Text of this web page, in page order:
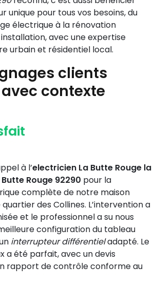
unique pour tous vos besoins, du
électrique à la rénovation
avec une expertise
urbain et résidentiel local.
clients
contexte
à l’electricien La Butte Rouge la
Rouge 92290 pour la
complète de notre maison
des Collines. L’intervention a
et le professionnel a su nous
configuration du tableau
interrupteur différentieladapté. Le
a été parfait, avec un devis
rapport de contrôle conforme au